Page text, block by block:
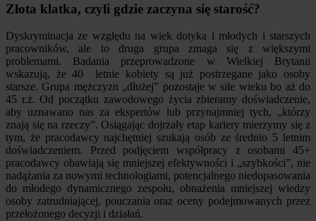
Złota klatka, czyli gdzie zaczyna się starość?
Dyskryminacja ze względu na wiek dotyka i młodych i starszych
pracowników, ale to druga grupa zmaga się z większymi
problemami. Badania przeprowadzone w Wielkiej Brytanii
wskazują, że 40 letnie kobiety są już postrzegane jako osoby
starsze. Grupa mężczyzn „dłużej” pozostaje w sile wieku bo aż do
45 r.ż. Od początku zawodowego życia zbieramy doświadczenie,
aby uznawano nas za ekspertów lub przynajmniej tych, „którzy
znają się na rzeczy”. Osiągając dojrzały etap kariery mierzymy się z
tym, że pracodawcy najchętniej szukają osób ze średnio 5 letnim
doświadczeniem. Przed podjęciem współpracy z osobami 45+
pracodawcy obawiają się mniejszej efektywności i „szybkości”, nie
nadążania za nowymi technologiami, potencjalnego niedopasowania
do młodego dynamicznego zespołu, obnażenia mniejszej wiedzy
osoby zatrudniającej, pouczania oraz oceny podejmowanych przez
przełożonego decyzji i działań.